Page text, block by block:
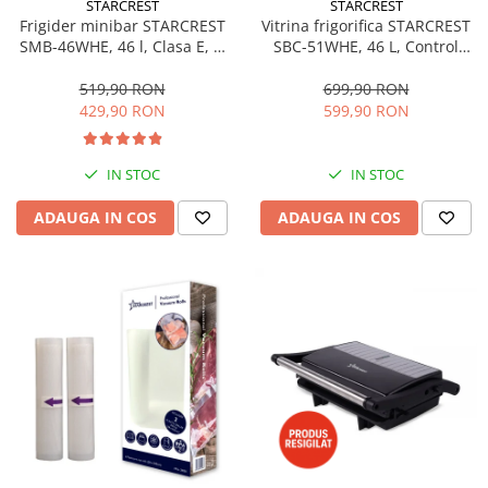
Aspiratoare
Mopuri electrice cu abur
Cantare corporale
Ingrijire tesaturi
Statii de calcat
Masini de cusut
Ondulatoare
Periute de dinti electrice
Pile electrice
Placi de indreptat parul
Plite
Preparare alimente
STARCREST
Frigider minibar STARCREST
SMB-46WHE, 46 l, Clasa E, H
519,90 RON
429,90 RON
IN STOC
ADAUGA IN COS
STARCREST
Vitrina frigorifica STARCREST
SBC-51WHE, 46 L, Control
48.8 cm, Alb
699,90 RON
599,90 RON
IN STOC
ADAUGA IN COS